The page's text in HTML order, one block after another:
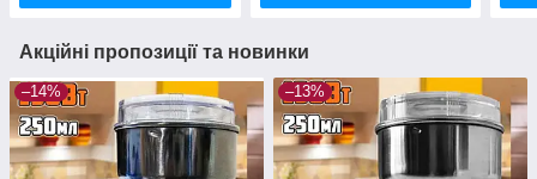
Акційні пропозиції та новинки
–14% –13%